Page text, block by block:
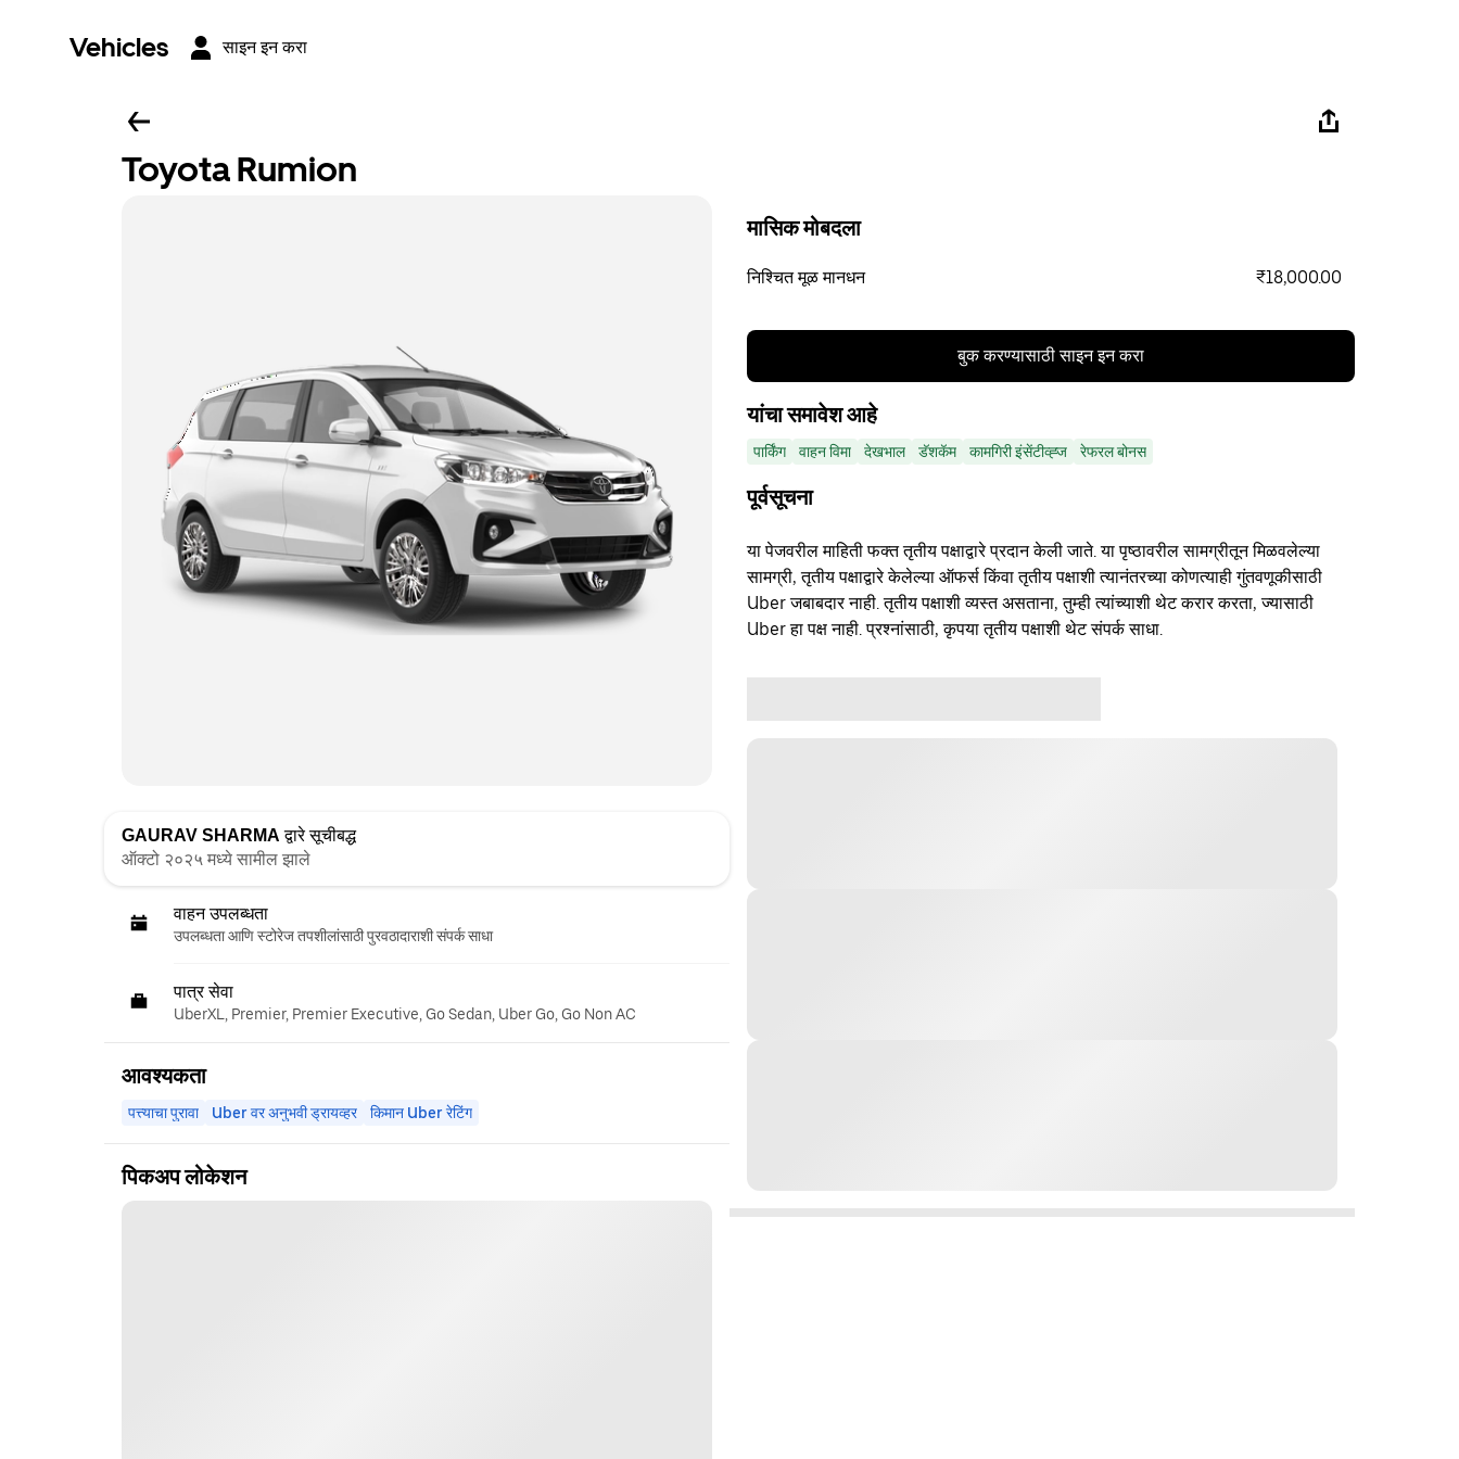
Vehicles साइन इन करा
Toyota Rumion
GAURAV SHARMA द्वारे सूचीबद्ध
ऑक्टो २०२५ मध्ये सामील झाले
वाहन उपलब्धता
उपलब्धता आणि स्टोरेज तपशीलांसाठी पुरवठादाराशी संपर्क साधा
पात्र सेवा
UberXL, Premier, Premier Executive, Go Sedan, Uber Go, Go Non AC
आवश्यकता
पत्त्याचा पुरावा Uber वर अनुभवी ड्रायव्हर किमान Uber रेटिंग
पिकअप लोकेशन
मासिक मोबदला
निश्चित मूळ मानधन ₹18,000.00
बुक करण्यासाठी साइन इन करा
यांचा समावेश आहे
पार्किंग वाहन विमा देखभाल डॅशकॅम कामगिरी इंसेंटीव्ह्ज रेफरल बोनस
पूर्वसूचना
या पेजवरील माहिती फक्त तृतीय पक्षाद्वारे प्रदान केली जाते. या पृष्ठावरील सामग्रीतून मिळवलेल्या
सामग्री, तृतीय पक्षाद्वारे केलेल्या ऑफर्स किंवा तृतीय पक्षाशी त्यानंतरच्या कोणत्याही गुंतवणूकीसाठी
Uber जबाबदार नाही. तृतीय पक्षाशी व्यस्त असताना, तुम्ही त्यांच्याशी थेट करार करता, ज्यासाठी
Uber हा पक्ष नाही. प्रश्नांसाठी, कृपया तृतीय पक्षाशी थेट संपर्क साधा.